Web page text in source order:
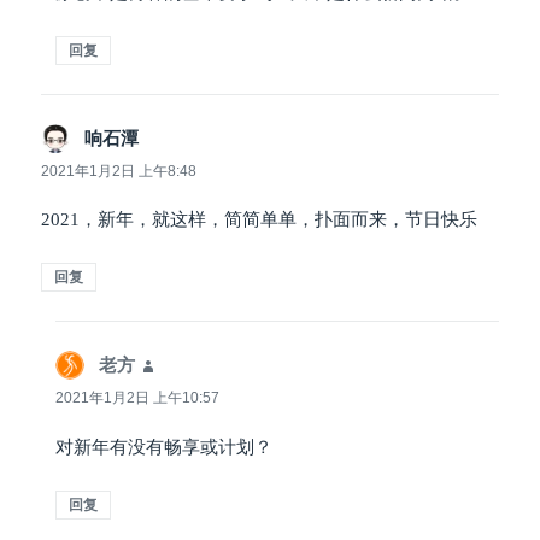
回复
响石潭说
道：
2021年1月2日 上午8:48
2021，新年，就这样，简简单单，扑面而来，节日快乐
回复
老方
道：
2021年1月2日 上午10:57
对新年有没有畅享或计划？
回复